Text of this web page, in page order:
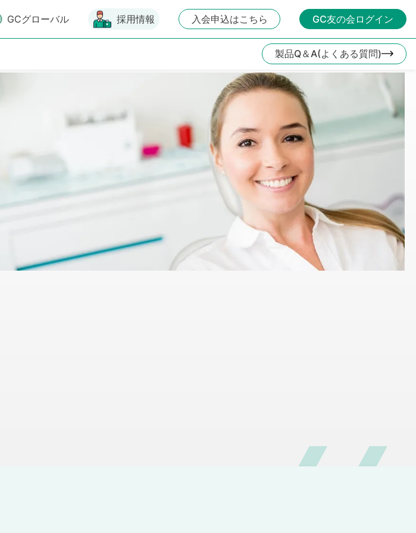
GCグローバル 採用情報 入会申込はこちら GC友の会ログイン
製品Q＆A(よくある質問)